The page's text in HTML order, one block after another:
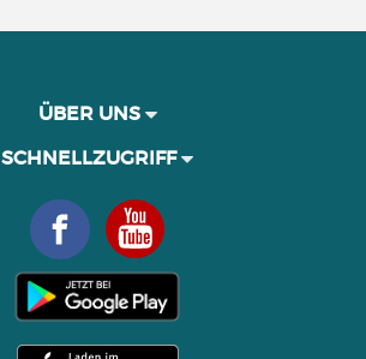
ÜBER UNS
SCHNELLZUGRIFF